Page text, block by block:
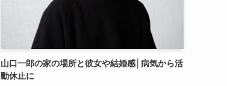
山口一郎の家の場所と彼女や結婚感│病気から活
動休止に